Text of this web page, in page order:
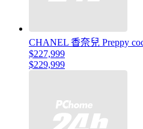
CHANEL 香奈兒 Preppy
$227,999
$229,999